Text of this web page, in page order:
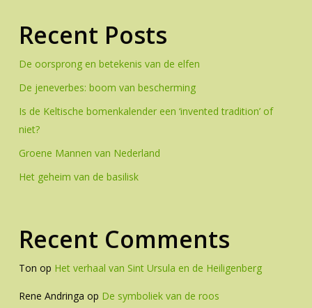
Recent Posts
De oorsprong en betekenis van de elfen
De jeneverbes: boom van bescherming
Is de Keltische bomenkalender een ‘invented tradition’ of
niet?
Groene Mannen van Nederland
Het geheim van de basilisk
Recent Comments
Ton op Het verhaal van Sint Ursula en de Heiligenberg
Rene Andringa op De symboliek van de roos